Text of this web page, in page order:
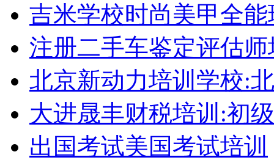
吉米学校时尚美甲全能
注册二手车鉴定评估
北京新动力培训学校:
大进晟丰财税培训:初
出国考试美国考试培训